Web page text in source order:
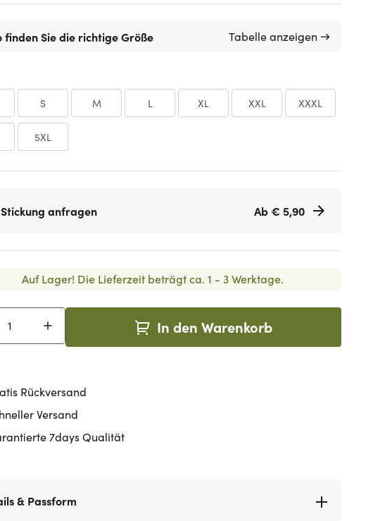
finden Sie die richtige Größe Tabelle anzeigen →
S M L XL XXL XXXL
5XL
Stickung anfragen Ab € 5,90
Auf Lager! Die Lieferzeit beträgt ca. 1 - 3 Werktage.
In den Warenkorb
Rückversand
Versand
7days Qualität
& Passform